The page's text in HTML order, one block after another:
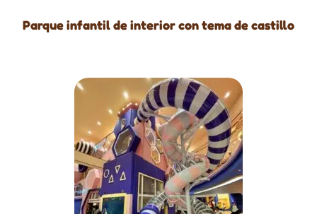
Parque infantil de interior con tema de castillo